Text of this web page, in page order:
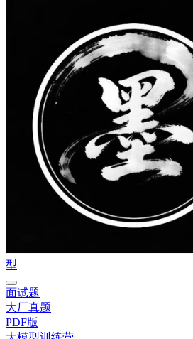
型
面试题
大厂真题
PDF版